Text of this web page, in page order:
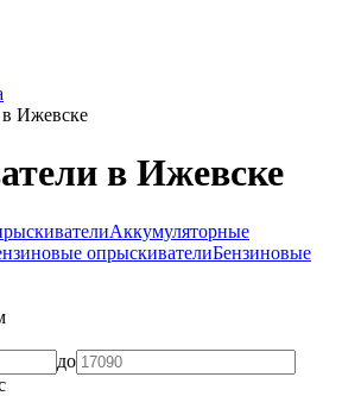
Ижевске
в Ижевске
Аккумуляторные
Бензиновые
до